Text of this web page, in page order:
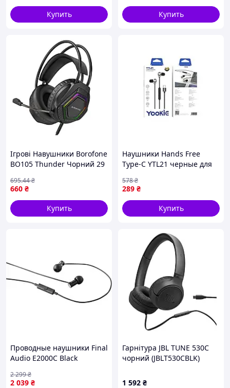
Купить
Купить
Ігрові Навушники Borofone
BO105 Thunder Чорний 29
660 ₴
695.44₴
Купить
Наушники Hands Free
Type-C YTL21 черные для
общения с вакуумным
подключением
289 ₴
578₴
Купить
Проводные наушники Final
Audio E2000C Black
2 039 ₴
2 299₴
Гарнітура JBL TUNE 530C
чорний (JBLT530CBLK)
1 592 ₴